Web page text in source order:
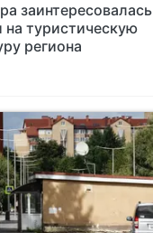
заинтересовалась
туристическую
региона